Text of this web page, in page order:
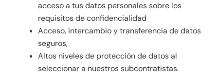
acceso a tus datos personales sobre los
requisitos de confidencialidad
Acceso, intercambio y transferencia de datos
seguros,
Altos niveles de protección de datos al
seleccionar a nuestros subcontratistas.